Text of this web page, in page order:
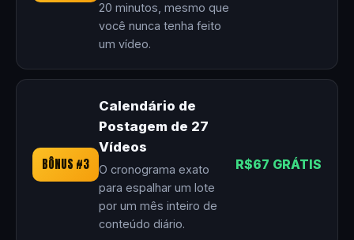
20 minutos, mesmo que
você nunca tenha feito
um vídeo.
BÔNUS #3
Calendário de
Postagem de 27
Vídeos
O cronograma exato
para espalhar um lote
por um mês inteiro de
conteúdo diário.
R$67 GRÁTIS